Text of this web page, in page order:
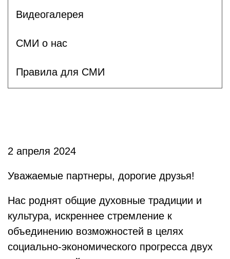
Видеогалерея
СМИ о нас
Правила для СМИ
2 апреля 2024
Уважаемые партнеры, дорогие друзья!
Нас роднят общие духовные традиции и
культура, искреннее стремление к
объединению возможностей в целях
социально-экономического прогресса двух